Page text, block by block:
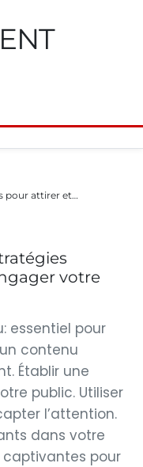
pour attirer et…
votre
essentiel pour
contenu
Établir une
public. Utiliser
l’attention.
dans votre
captivantes pour